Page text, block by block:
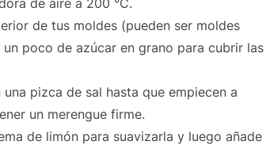
de tus moldes (pueden ser moldes
poco de azúcar en grano para cubrir las
pizca de sal hasta que empiecen a
un merengue firme.
de limón para suavizarla y luego añade